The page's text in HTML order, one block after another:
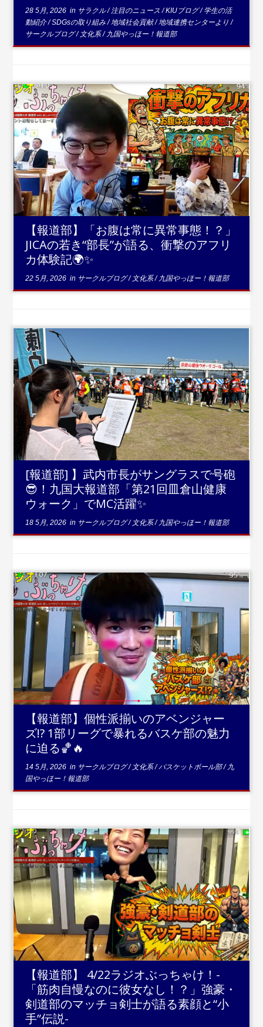
28 5月, 2026 in サラクル/注目のニュース/KIUブログ/学生の活
動紹介/SDGsの取り組み/地域社会貢献/地域連携センターより/
サークルブログ/ 文化系/九国やっほー！報道部
...続きを読む
【報道部】「お腹は常に異常事態！？」
JICAの若き“部長”が語る、衝撃のアフリ
カ体験記🌍✨
22 5月, 2026 in サークルブログ/ 文化系/九国やっほー！報道部
...続きを読む
[報道部] 】武内市長がサングラスで号砲
😎！九国大報道部「第21回皿倉山健康
ウォーク」でMC活躍✨
18 5月, 2026 in サークルブログ/ 文化系/九国やっほー！報道部
...続きを読む
【報道部】個性派揃いのアベンジャー
ズ!? 1部リーグで暴れるバスケ部の魅力
に迫る🏀🔥
14 5月, 2026 in サークルブログ/ 文化系/バスケットボール部/九
国やっほー！報道部
...続きを読む
【報道部】 4/22ラジオぶっちゃけ！-
「筋肉自慢なのに彼女なし！？」強豪・
剣道部のマッチョ剣士が語る素顔と“小
手”伝説-